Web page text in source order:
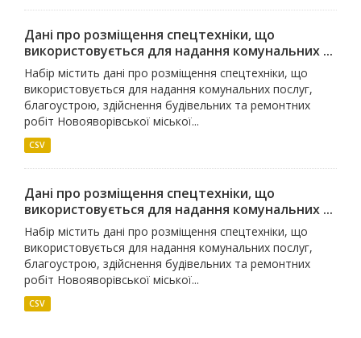
Дані про розміщення спецтехніки, що
використовується для надання комунальних ...
Набір містить дані про розміщення спецтехніки, що
використовується для надання комунальних послуг,
благоустрою, здійснення будівельних та ремонтних
робіт Новояворівської міської...
CSV
Дані про розміщення спецтехніки, що
використовується для надання комунальних ...
Набір містить дані про розміщення спецтехніки, що
використовується для надання комунальних послуг,
благоустрою, здійснення будівельних та ремонтних
робіт Новояворівської міської...
CSV